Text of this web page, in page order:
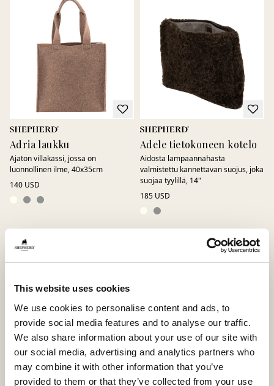
This website uses cookies
We use cookies to personalise content and ads, to
provide social media features and to analyse our traffic.
We also share information about your use of our site with
our social media, advertising and analytics partners who
may combine it with other information that you’ve
provided to them or that they’ve collected from your use
Adria laukku
Ajaton villakassi, jossa on
luonnollinen ilme, 40x35cm
140 USD
Adele tietokoneen kotelo
Aidosta lampaannahasta
valmistettu kannettavan suojus, joka
suojaa tyylillä, 14"
185 USD
Adele tietokoneen kotelo Ally clutch